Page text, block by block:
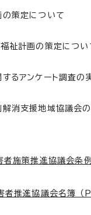
策定について
祉計画の策定につい
るアンケート調査
消支援地域協議会
施策推進協議会条
者推進協議会名簿